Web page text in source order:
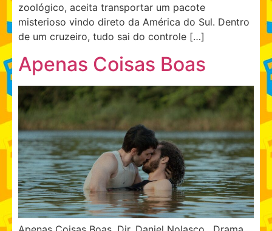
zoológico, aceita transportar um pacote
misterioso vindo direto da América do Sul. Dentro
de um cruzeiro, tudo sai do controle […]
Apenas Coisas Boas